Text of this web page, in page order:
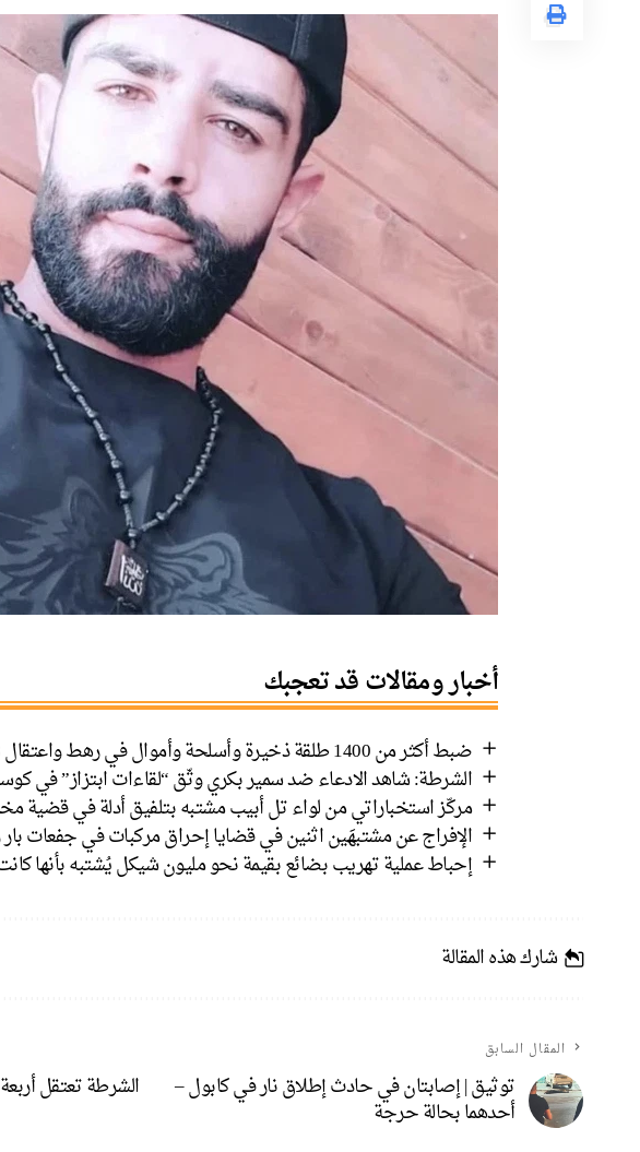
أخبار ومقالات قد تعجبك
ضبط أكثر من 1400 طلقة ذخيرة وأسلحة وأموال في رهط واعتقال 8 مشتبهين
الشرطة: شاهد الادعاء ضد سمير بكري وثّق “لقاءات ابتزاز” في
مركّز استخباراتي من لواء تل أبيب مشتبه بتلفيق أدلة في قضية
الإفراج عن مشتبهَين اثنين في قضايا إحراق مركبات في جفعات بار
إحباط عملية تهريب بضائع بقيمة نحو مليون شيكل يُشتبه بأنها
شارك هذه المقالة
المقال السابق
توثيق | إصابتان في حادث إطلاق نار في كابول –
أحدهما بحالة حرجة
الشرطة تعتقل